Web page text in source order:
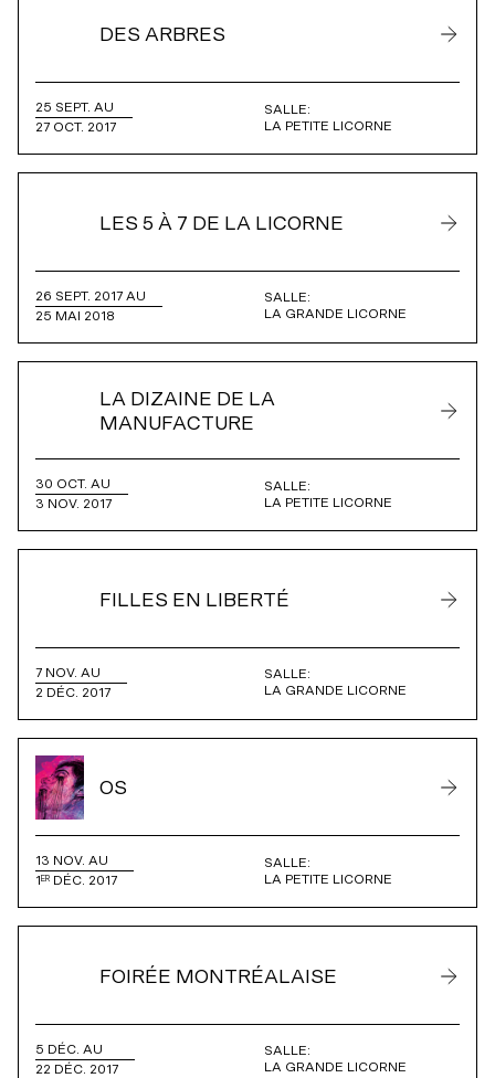
Le bar
DES ARBRES
25 SEPT. AU
27 OCT. 2017
SALLE:
LA PETITE LICORNE
LES 5 À 7 DE LA LICORNE
26 SEPT. 2017 AU
25 MAI 2018
SALLE:
LA GRANDE LICORNE
LA DIZAINE DE LA
MANUFACTURE
30 OCT. AU
3 NOV. 2017
SALLE:
LA PETITE LICORNE
FILLES EN LIBERTÉ
7 NOV. AU
2 DÉC. 2017
SALLE:
LA GRANDE LICORNE
OS
13 NOV. AU
1ER DÉC. 2017
SALLE:
LA PETITE LICORNE
FOIRÉE MONTRÉALAISE
5 DÉC. AU
22 DÉC. 2017
SALLE:
LA GRANDE LICORNE